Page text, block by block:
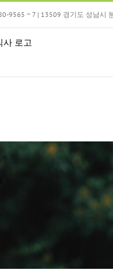
9565 ~ 7 | 13509 경기도 성남시